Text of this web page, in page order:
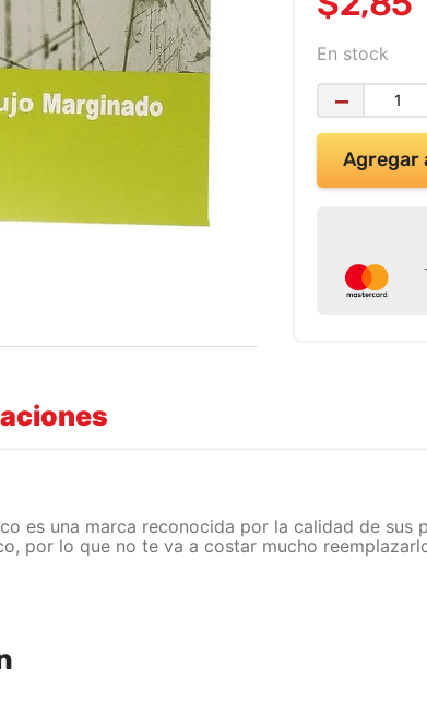
En stock
－
Agregar
es una marca reconocida por la calidad de
por lo que no te va a costar mucho